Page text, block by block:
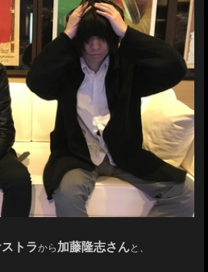
トラから 加藤隆志さんと、